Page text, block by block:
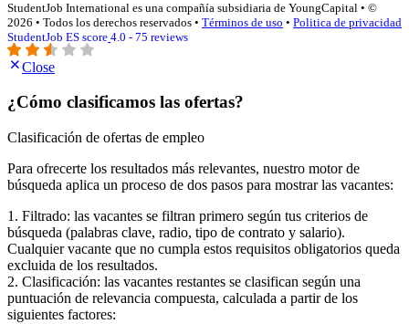
StudentJob International es una compañía subsidiaria de YoungCapital • ©
2026 • Todos los derechos reservados • Términos de uso • Politica de privacidad
StudentJob ES score 4.0 - 75 reviews
Close
¿Cómo clasificamos las ofertas?
Clasificación de ofertas de empleo
Para ofrecerte los resultados más relevantes, nuestro motor de
búsqueda aplica un proceso de dos pasos para mostrar las vacantes:
1. Filtrado: las vacantes se filtran primero según tus criterios de
búsqueda (palabras clave, radio, tipo de contrato y salario).
Cualquier vacante que no cumpla estos requisitos obligatorios queda
excluida de los resultados.
2. Clasificación: las vacantes restantes se clasifican según una
puntuación de relevancia compuesta, calculada a partir de los
siguientes factores: